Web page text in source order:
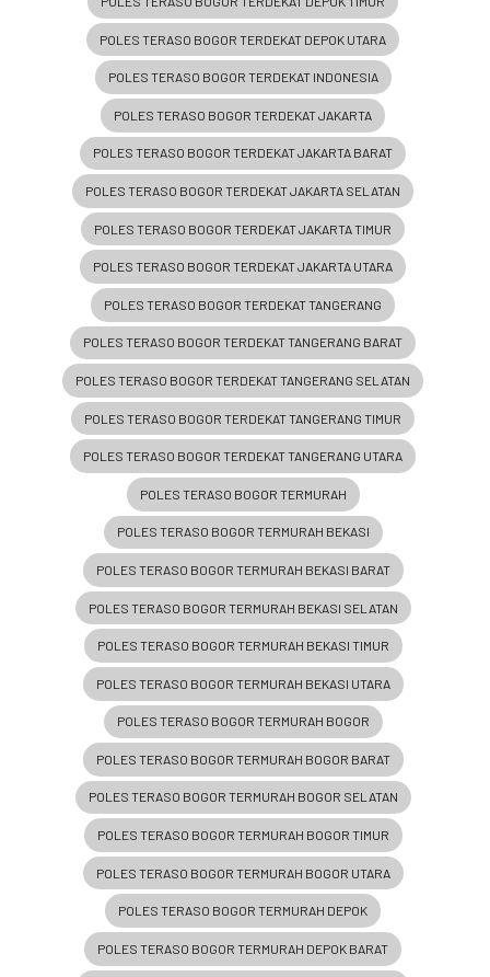
POLES TERASO BOGOR TERDEKAT DEPOK UTARA
POLES TERASO BOGOR TERDEKAT INDONESIA
POLES TERASO BOGOR TERDEKAT JAKARTA
POLES TERASO BOGOR TERDEKAT JAKARTA BARAT
POLES TERASO BOGOR TERDEKAT JAKARTA SELATAN
POLES TERASO BOGOR TERDEKAT JAKARTA TIMUR
POLES TERASO BOGOR TERDEKAT JAKARTA UTARA
POLES TERASO BOGOR TERDEKAT TANGERANG
POLES TERASO BOGOR TERDEKAT TANGERANG BARAT
POLES TERASO BOGOR TERDEKAT TANGERANG SELATAN
POLES TERASO BOGOR TERDEKAT TANGERANG TIMUR
POLES TERASO BOGOR TERDEKAT TANGERANG UTARA
POLES TERASO BOGOR TERMURAH
POLES TERASO BOGOR TERMURAH BEKASI
POLES TERASO BOGOR TERMURAH BEKASI BARAT
POLES TERASO BOGOR TERMURAH BEKASI SELATAN
POLES TERASO BOGOR TERMURAH BEKASI TIMUR
POLES TERASO BOGOR TERMURAH BEKASI UTARA
POLES TERASO BOGOR TERMURAH BOGOR
POLES TERASO BOGOR TERMURAH BOGOR BARAT
POLES TERASO BOGOR TERMURAH BOGOR SELATAN
POLES TERASO BOGOR TERMURAH BOGOR TIMUR
POLES TERASO BOGOR TERMURAH BOGOR UTARA
POLES TERASO BOGOR TERMURAH DEPOK
POLES TERASO BOGOR TERMURAH DEPOK BARAT